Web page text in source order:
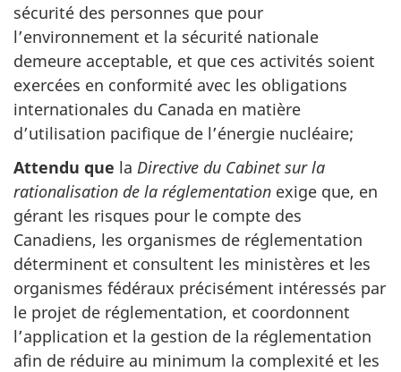
sécurité des personnes que pour
l’environnement et la sécurité nationale
demeure acceptable, et que ces activités soient
exercées en conformité avec les obligations
internationales du Canada en matière
d’utilisation pacifique de l’énergie nucléaire;
Attendu que la Directive du Cabinet sur la
rationalisation de la réglementation exige que, en
gérant les risques pour le compte des
Canadiens, les organismes de réglementation
déterminent et consultent les ministères et les
organismes fédéraux précisément intéressés par
le projet de réglementation, et coordonnent
l’application et la gestion de la réglementation
afin de réduire au minimum la complexité et les